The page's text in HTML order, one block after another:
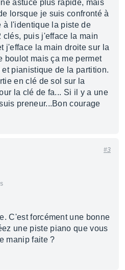
astuce plus rapide, mais
lorsque je suis confronté à
à l'identique la piste de
puis j'efface la main
j'efface la main droite sur la
boulot mais ça me permet
pianistique de la partition.
en clé de sol sur la
la clé de fa... Si il y a une
preneur...Bon courage
#3
C'est forcément une bonne
une piste piano que vous
manip faite ?